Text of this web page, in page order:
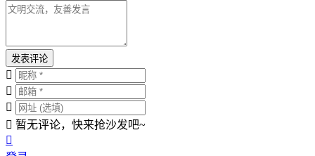
发表评论
暂无评论，快来抢沙发吧~